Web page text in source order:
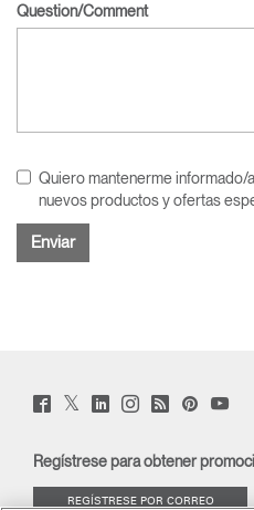
Question/Comment
Quiero mantenerme
nuevos productos y ofertas
Facebook
(opens
Twitter
(opens
LinkedIn
(opens
Instagram
(opens
Humanscale
Blog
window)
Pinterst
Regístrese para obtener
REGÍSTRESE POR CORREO